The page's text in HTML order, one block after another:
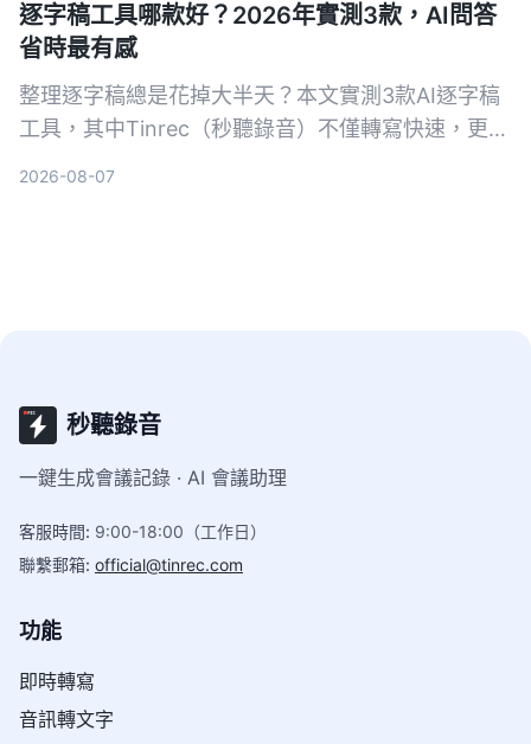
逐字稿工具哪款好？2026年實測3款，AI問答
省時最有感
整理逐字稿總是花掉大半天？本文實測3款AI逐字稿
工具，其中Tinrec（秒聽錄音）不僅轉寫快速，更能
2026-08-07
秒聽錄音
一鍵生成會議記錄 · AI 會議助理
客服時間: 9:00-18:00（工作日）
聯繫郵箱: official@tinrec.com
功能
即時轉寫
音訊轉文字